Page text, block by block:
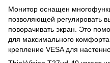
Монитор оснащен
позволяющей регулировать
поворачивать экран. Это
для максимального
крепление VESA для